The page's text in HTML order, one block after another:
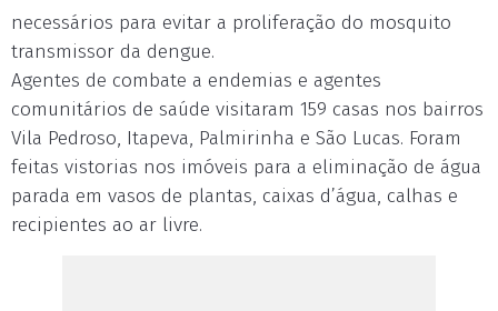
necessários para evitar a proliferação do mosquito
transmissor da dengue.
Agentes de combate a endemias e agentes
comunitários de saúde visitaram 159 casas nos bairros
Vila Pedroso, Itapeva, Palmirinha e São Lucas. Foram
feitas vistorias nos imóveis para a eliminação de água
parada em vasos de plantas, caixas d’água, calhas e
recipientes ao ar livre.